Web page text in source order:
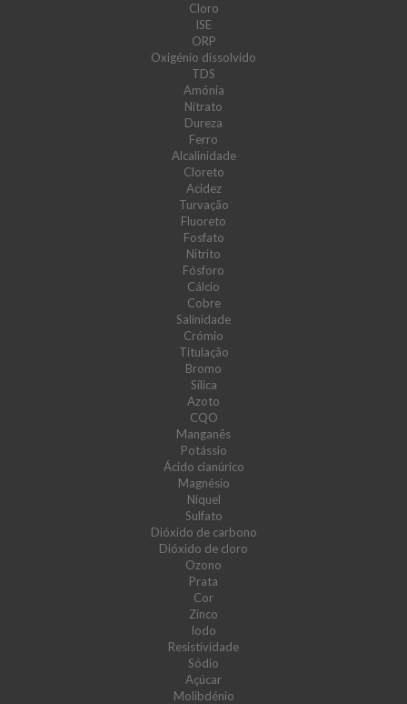
Cloro
ISE
ORP
Oxigénio dissolvido
TDS
Amónia
Nitrato
Dureza
Ferro
Alcalinidade
Cloreto
Acidez
Turvação
Fluoreto
Fosfato
Nitrito
Fósforo
Cálcio
Cobre
Salinidade
Crómio
Titulação
Bromo
Sílica
Azoto
CQO
Manganês
Potássio
Ácido cianúrico
Magnésio
Níquel
Sulfato
Dióxido de carbono
Dióxido de cloro
Ozono
Prata
Cor
Zinco
Iodo
Resistividade
Sódio
Açúcar
Molibdénio